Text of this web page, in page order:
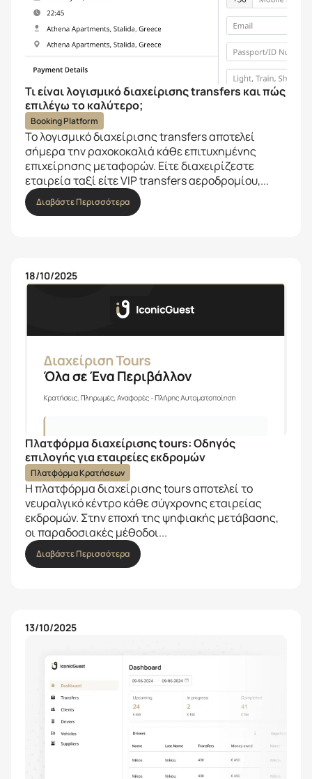
Τι είναι λογισμικό διαχείρισης transfers και πώς
επιλέγω το καλύτερο;
Booking Platform
Το λογισμικό διαχείρισης transfers αποτελεί
σήμερα την ραχοκοκαλιά κάθε επιτυχημένης
επιχείρησης μεταφορών. Είτε διαχειρίζεστε
εταιρεία ταξί είτε VIP transfers αεροδρομίου,...
Διαβάστε Περισσότερα
18/10/2025
Πλατφόρμα διαχείρισης tours: Οδηγός
επιλογής για εταιρείες εκδρομών
Πλατφόρμα Κρατήσεων
Η πλατφόρμα διαχείρισης tours αποτελεί το
νευραλγικό κέντρο κάθε σύγχρονης εταιρείας
εκδρομών. Στην εποχή της ψηφιακής μετάβασης,
οι παραδοσιακές μέθοδοι...
Διαβάστε Περισσότερα
13/10/2025